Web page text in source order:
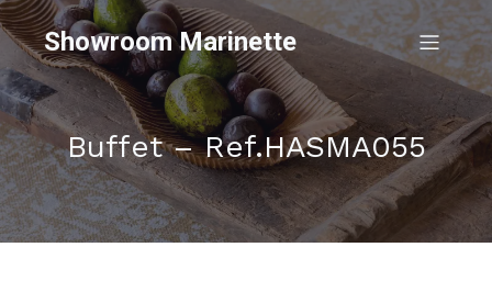
Showroom Marinette
Buffet – Ref.HASMA055